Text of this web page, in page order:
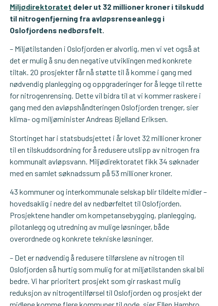
Miljødirektoratet deler ut 32 millioner kroner i tilskudd
til nitrogenfjerning fra avløpsrenseanlegg i
Oslofjordens nedbørsfelt.
– Miljøtilstanden i Oslofjorden er alvorlig, men vi vet også at
det er mulig å snu den negative utviklingen med konkrete
tiltak. 20 prosjekter får nå støtte til å komme i gang med
nødvendig planlegging og oppgraderinger for å legge til rette
for nitrogenrensing. Dette vil bidra til at vi kommer raskere i
gang med den avløpshåndteringen Oslofjorden trenger, sier
klima- og miljøminister Andreas Bjelland Eriksen.
Stortinget har i statsbudsjettet i år lovet 32 millioner kroner
til en tilskuddsordning for å redusere utslipp av nitrogen fra
kommunalt avløpsvann. Miljødirektoratet fikk 34 søknader
med en samlet søknadssum på 53 millioner kroner.
43 kommuner og interkommunale selskap blir tildelte midler –
hovedsaklig i nedre del av nedbørfeltet til Oslofjorden.
Prosjektene handler om kompetansebygging, planlegging,
pilotanlegg og utredning av mulige løsninger, både
overordnede og konkrete tekniske løsninger.
– Det er nødvendig å redusere tilførslene av nitrogen til
Oslofjorden så hurtig som mulig for at miljøtilstanden skal bli
bedre. Vi har prioritert prosjekt som gir raskast mulig
reduksjon av nitrogentilførsel til Oslofjorden og prosjekt der
midlene komme flere kommuner til gode, sier Ellen Hambro,